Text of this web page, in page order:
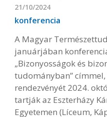
21/10/2024
konferencia
A Magyar
januárjában
„Bizonyosságok és
tudományban”
rendezvényét 2024.
tartják az Eszterházy
Egyetemen (Líceum,